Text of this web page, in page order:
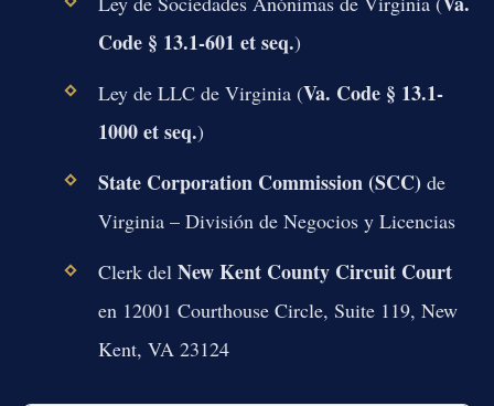
Code § 13.1-601 et seq.)
Ley de LLC de Virginia (Va. Code § 13.1-
1000 et seq.)
State Corporation Commission (SCC) de
Virginia – División de Negocios y Licencias
Clerk del New Kent County Circuit Court
en 12001 Courthouse Circle, Suite 119, New
Kent, VA 23124